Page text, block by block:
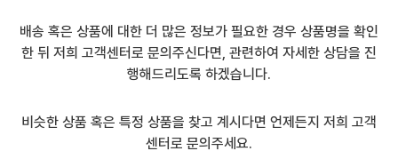
배송 혹은 상품에 대한 더 많은 정보가 필요한 경우 상품명을 확인
한 뒤 저희 고객센터로 문의주신다면, 관련하여 자세한 상담을 진
행해드리도록 하겠습니다.
비슷한 상품 혹은 특정 상품을 찾고 계시다면 언제든지 저희 고객
센터로 문의주세요.